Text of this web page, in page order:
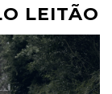
LEITÃO